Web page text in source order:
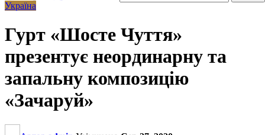
Україна
Гурт «Шосте Чуття»
презентує неординарну та
запальну композицію
«Зачаруй»